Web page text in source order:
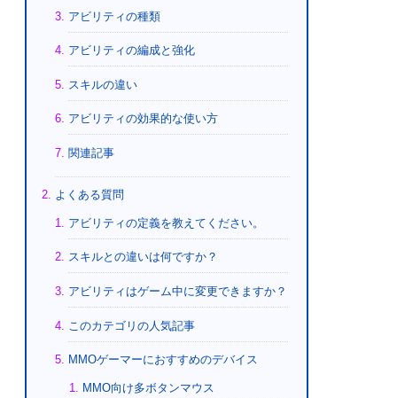
アビリティの種類
アビリティの編成と強化
スキルの違い
アビリティの効果的な使い方
関連記事
よくある質問
アビリティの定義を教えてください。
スキルとの違いは何ですか？
アビリティはゲーム中に変更できますか？
このカテゴリの人気記事
MMOゲーマーにおすすめのデバイス
MMO向け多ボタンマウス